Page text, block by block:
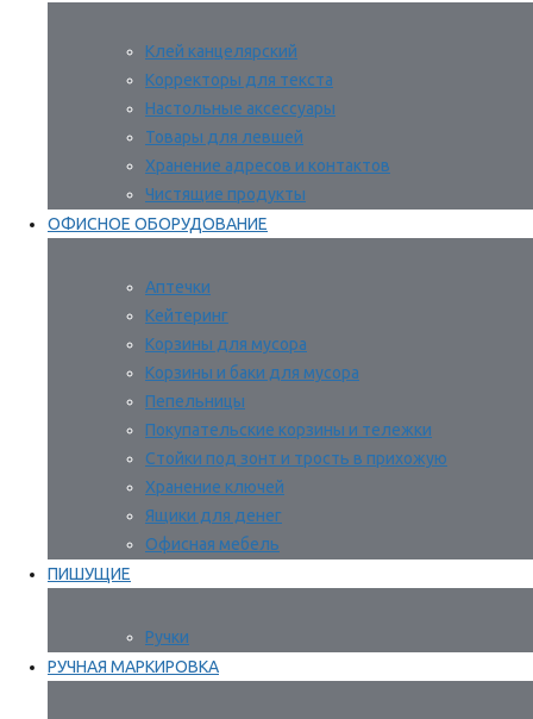
Клей канцелярский
Корректоры для текста
Настольные аксессуары
Товары для левшей
Хранение адресов и контактов
Чистящие продукты
ОФИСНОЕ ОБОРУДОВАНИЕ
Аптечки
Кейтеринг
Корзины для мусора
Корзины и баки для мусора
Пепельницы
Покупательские корзины и тележки
Стойки под зонт и трость в прихожую
Хранение ключей
Ящики для денег
Офисная мебель
ПИШУЩИЕ
Ручки
РУЧНАЯ МАРКИРОВКА